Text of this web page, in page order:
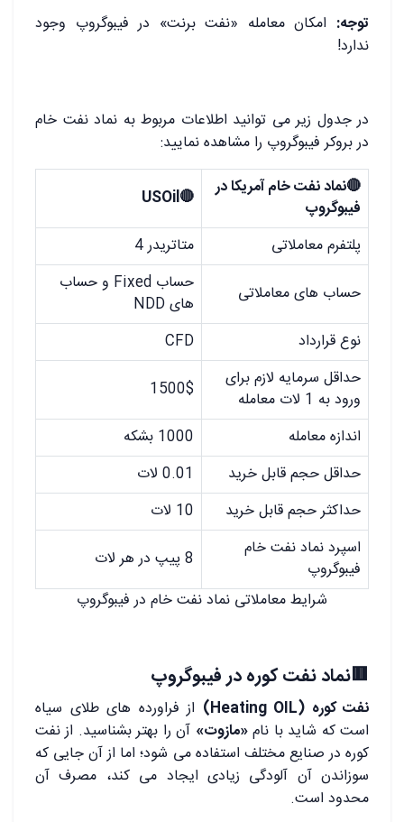
توجه: امکان معامله «نفت برنت» در فیبوگروپ وجود
ندارد!
در جدول زیر می توانید اطلاعات مربوط به نماد نفت خام
در بروکر فیبوگروپ را مشاهده نمایید:
🔴نماد نفت خام آمریکا در
فیبوگروپ
🔴USOil
پلتفرم معاملاتی
متاتریدر 4
حساب های معاملاتی
حساب Fixed و حساب
های NDD
نوع قرارداد
CFD
حداقل سرمایه لازم برای
ورود به 1 لات معامله
1500$
اندازه معامله
1000 بشکه
حداقل حجم قابل خرید
0.01 لات
حداکثر حجم قابل خرید
10 لات
اسپرد نماد نفت خام
فیبوگروپ
8 پیپ در هر لات
شرایط معاملاتی نماد نفت خام در فیبوگروپ
🟥نماد نفت کوره در فیبوگروپ
نفت کوره (Heating OIL)
از فراورده های طلای سیاه
است که شاید با نام«مازوت» آن را بهتر بشناسید. از نفت
کوره در صنایع مختلف استفاده می شود؛ اما از آن جایی که
سوزاندن آن آلودگی زیادی ایجاد می کند، مصرف آن
محدود است.